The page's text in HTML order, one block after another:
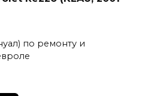
по ремонту и